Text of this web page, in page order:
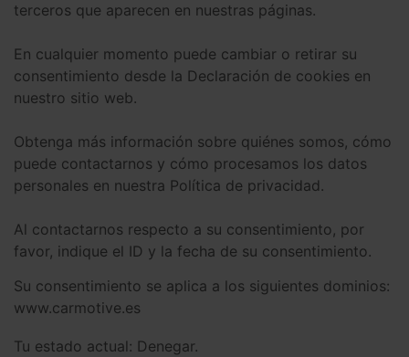
terceros que aparecen en nuestras páginas.
En cualquier momento puede cambiar o retirar su
consentimiento desde la Declaración de cookies en
nuestro sitio web.
Obtenga más información sobre quiénes somos, cómo
puede contactarnos y cómo procesamos los datos
personales en nuestra Política de privacidad.
Al contactarnos respecto a su consentimiento, por
favor, indique el ID y la fecha de su consentimiento.
Su consentimiento se aplica a los siguientes dominios:
www.carmotive.es
Tu estado actual: Denegar.